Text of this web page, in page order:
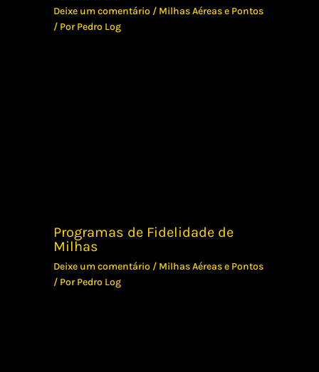
Deixe um comentário / Milhas Aéreas e Pontos
/ PorPedro Log
Programas de Fidelidade de
Milhas
Deixe um comentário / Milhas Aéreas e Pontos
/ PorPedro Log